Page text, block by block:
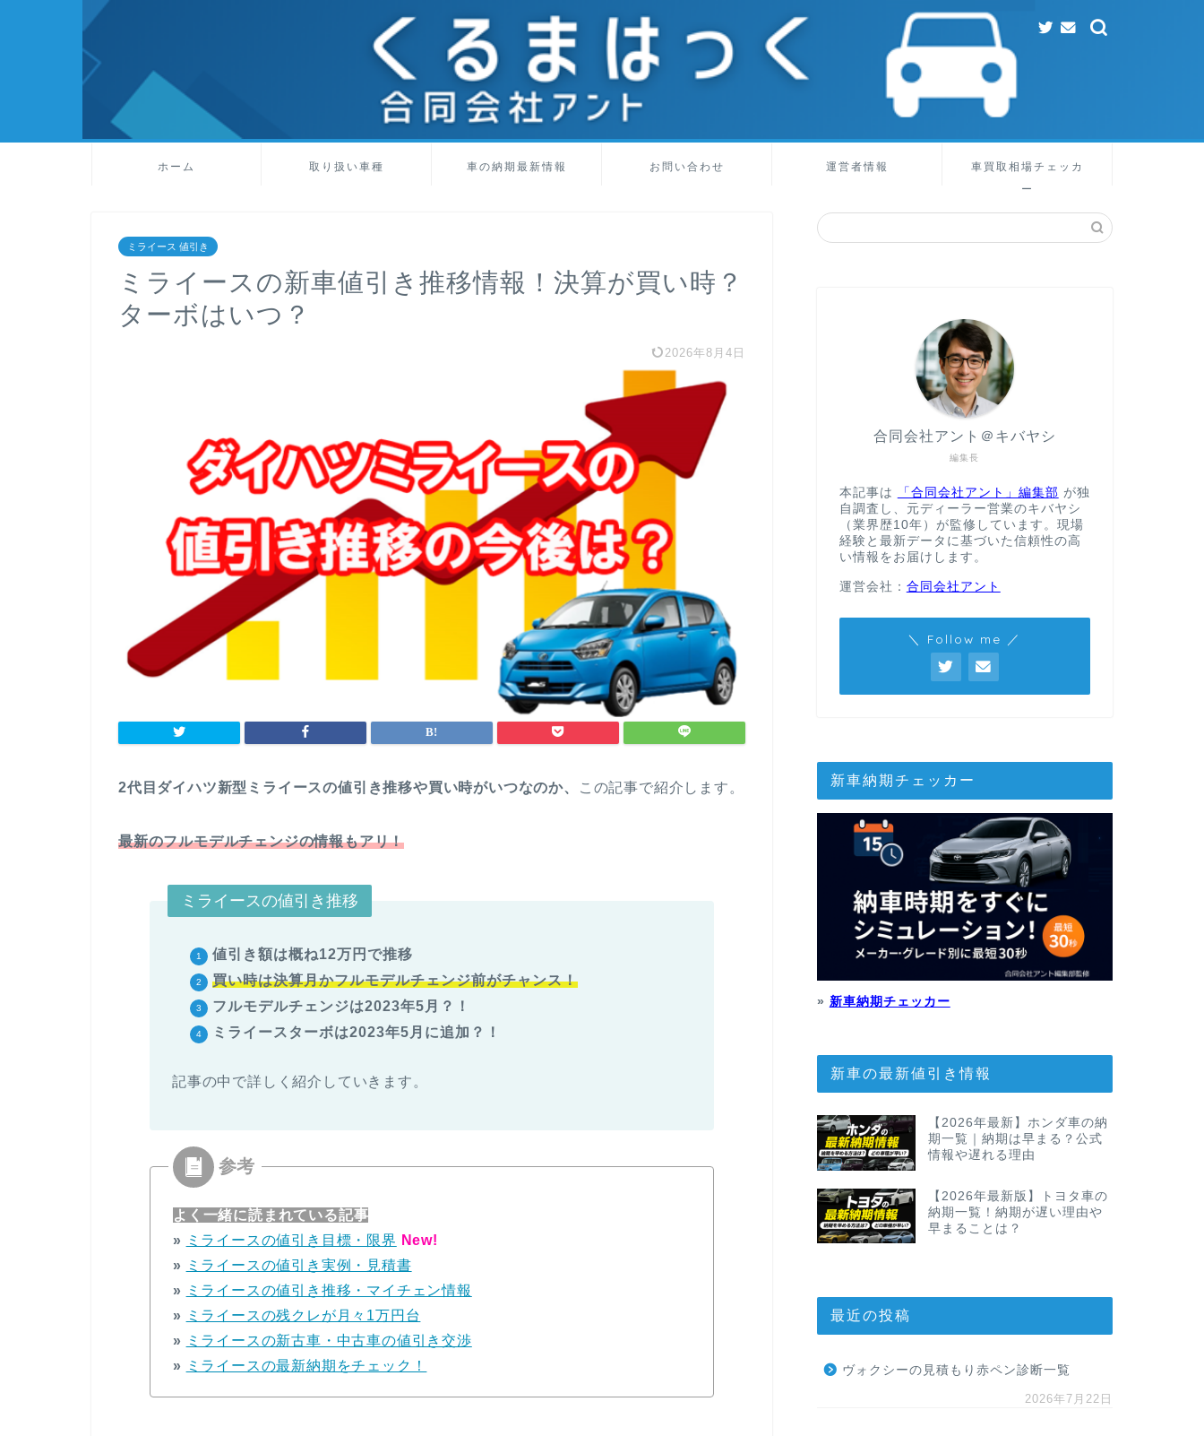
ホーム 取り扱い車種 車の納期最新情報 お問い合わせ 運営者情報
車買取相場チェッカ
ー
ミライース 値引き
ミライースの新車値引き推移情報！決算が買い時？
ターボはいつ？
2026年8月4日
2代目ダイハツ新型ミライースの値引き推移や買い時がいつなのか、 この記事で紹介します。
最新のフルモデルチェンジの情報もアリ！
ミライースの値引き推移
値引き額は概ね12万円で推移
買い時は決算月かフルモデルチェンジ前がチャンス！
フルモデルチェンジは2023年5月？！
ミライースターボは2023年5月に追加？！
記事の中で詳しく紹介していきます。
よく一緒に読まれている記事
» ミライースの値引き目標・限界 New!
» ミライースの値引き実例・見積書
» ミライースの値引き推移・マイチェン情報
» ミライースの残クレが月々1万円台
» ミライースの新古車・中古車の値引き交渉
» ミライースの最新納期をチェック！
編集長
合同会社アント＠キバヤシ
本記事は 「合同会社アント」編集部 が独
自調査し、元ディーラー営業のキバヤシ
（業界歴10年）が監修しています。現場
経験と最新データに基づいた信頼性の高
い情報をお届けします。
運営会社： 合同会社アント
＼ Follow me ／
新車納期チェッカー
» 新車納期チェッカー
新車の最新値引き情報
【2026年最新】ホンダ車の納
期一覧｜納期は早まる？公式
情報や遅れる理由
【2026年最新版】トヨタ車の
納期一覧！納期が遅い理由や
早まることは？
最近の投稿
ヴォクシーの見積もり赤ペン診断一覧
2026年7月22日